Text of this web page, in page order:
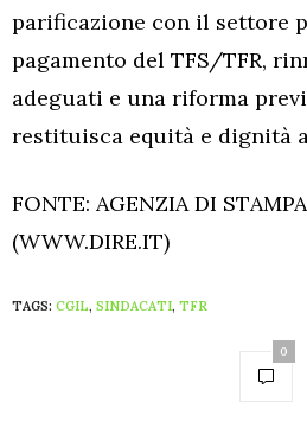
parificazione con il settore
pagamento del TFS/TFR,
adeguati e una riforma
restituisca equità e dignità
FONTE: AGENZIA DI
(WWW.DIRE.IT)
TAGS: CGIL, SINDACATI, TFR
0